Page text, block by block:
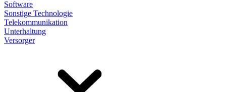
Software
Sonstige Technologie
Telekommunikation
Unterhaltung
Versorger